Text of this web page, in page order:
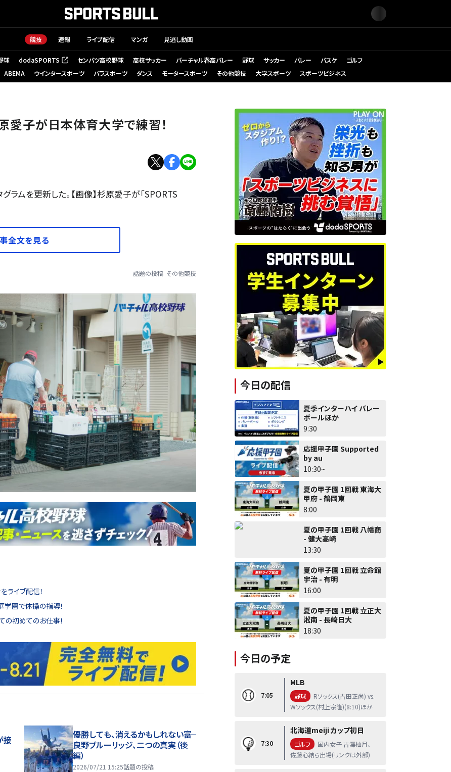
競技 速報 ライブ配信 マンガ 見逃し動画
球 dodaSPORTS
（新しいタブで開く） センバツ高校野球 高校サッカー バーチャル春高バレー 野球 サッカー バレー バスケ
ゴルフ
ABEMA ウインタースポーツ パラスポーツ ダンス モータースポーツ その他競技 大学スポーツ スポーツビジネス
愛子が日本体育大学で練習！
ムを更新した。【画像】杉原愛子が「SPORTS
全文を見る
話題の投稿 その他競技
ライブ配信！
学園で体操の指導！
の初めてのお仕事！
接
優勝しても、消えるかもしれない――富
良野ブルーリッジ、二つの真実（後
編）
2026/07/21 15:25話題の投稿
今日の配信
夏季インターハイ バレー
ボールほか
9:30
応援甲子園 Supported
by au
10:30~
夏の甲子園 1回戦 東海大
甲府 - 鶴岡東
8:00
夏の甲子園 1回戦 八幡商
- 健大高崎
13:30
夏の甲子園 1回戦 立命館
宇治 - 有明
16:00
夏の甲子園 1回戦 立正大
淞南 - 長崎日大
18:30
今日の予定
7:05
MLB
野球
Rソックス(吉田正尚) vs.
Wソックス(村上宗隆)(8:10)ほか
7:30
北海道meiji カップ初日
ゴルフ
国内女子 吉澤柚月、
佐藤心結ら出場(リンクは外部)